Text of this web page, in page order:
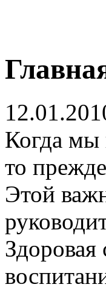
Когда мы
то
Этой
Здоровая